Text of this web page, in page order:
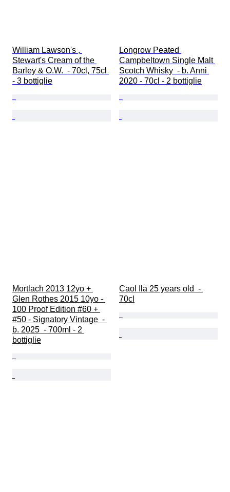
William Lawson's ,
Stewart's Cream of the
Barley & O.W.  - 70cl, 75cl
- 3 bottiglie
Longrow Peated
Campbeltown Single Malt
Scotch Whisky  - b. Anni
2020 - 70cl - 2 bottiglie
Mortlach 2013 12yo +
Glen Rothes 2015 10yo -
100 Proof Edition #60 +
#50 - Signatory Vintage  -
b. 2025  - 700ml - 2
bottiglie
Caol Ila 25 years old  -
70cl